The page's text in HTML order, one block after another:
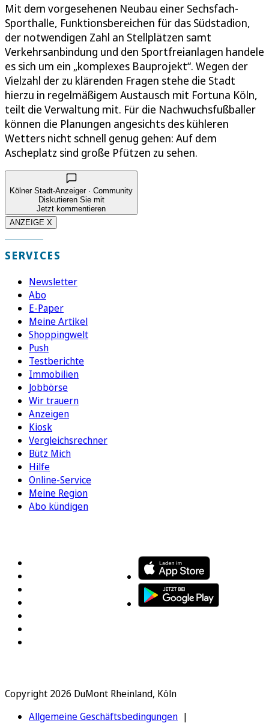
Mit dem vorgesehenen Neubau einer Sechsfach-
Sporthalle, Funktionsbereichen für das Südstadion,
der notwendigen Zahl an Stellplätzen samt
Verkehrsanbindung und den Sportfreianlagen handele
es sich um ein „komplexes Bauprojekt“. Wegen der
Vielzahl der zu klärenden Fragen stehe die Stadt
hierzu in regelmäßigem Austausch mit Fortuna Köln,
teilt die Verwaltung mit. Für die Nachwuchsfußballer
können die Planungen angesichts des kühleren
Wetters nicht schnell genug gehen: Auf dem
Ascheplatz sind große Pfützen zu sehen.
Kölner Stadt-Anzeiger · Community
Diskutieren Sie mit
Jetzt kommentieren
ANZEIGE X
SERVICES
Newsletter
Abo
E-Paper
Meine Artikel
Shoppingwelt
Push
Testberichte
Immobilien
Jobbörse
Wir trauern
Anzeigen
Kiosk
Vergleichsrechner
Bütz Mich
Hilfe
Online-Service
Meine Region
Abo kündigen
Copyright 2026 DuMont Rheinland, Köln
Allgemeine Geschäftsbedingungen